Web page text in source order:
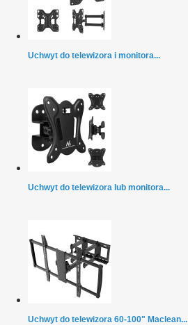
Uchwyt do telewizora i monitora...
Uchwyt do telewizora lub monitora...
Uchwyt do telewizora 60-100" Maclean...